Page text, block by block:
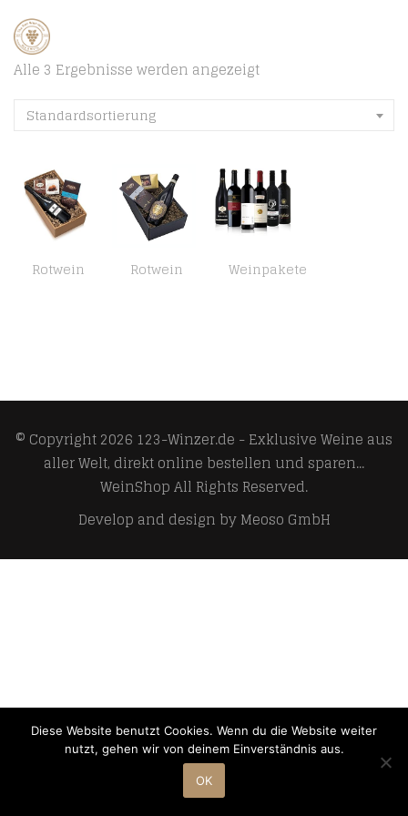
Alle 3 Ergebnisse werden angezeigt
Standardsortierung
Rotwein Rotwein Weinpakete
© Copyright 2026 123-Winzer.de - Exklusive Weine aus
aller Welt, direkt online bestellen und sparen...
WeinShopAll Rights Reserved.
Develop and design byMeoso GmbH
Diese Website benutzt Cookies. Wenn du die Website weiter
nutzt, gehen wir von deinem Einverständnis aus.
OK